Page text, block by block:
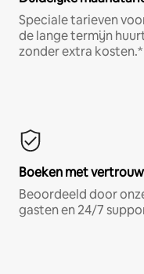
Speciale tarieven
de lange termijn
zonder extra kosten.*
Boeken met
Beoordeeld door
gasten en 24/7